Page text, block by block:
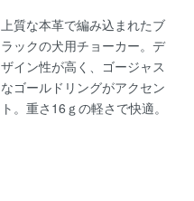
上質な本革で編み込まれたブ
ラックの犬用チョーカー。デ
ザイン性が高く、ゴージャス
なゴールドリングがアクセン
ト。重さ16ｇの軽さで快適。